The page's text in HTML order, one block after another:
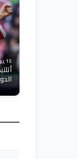
15 يونيو 2024